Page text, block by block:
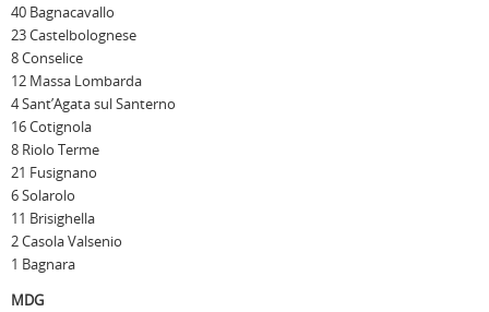
40 Bagnacavallo
23 Castelbolognese
8 Conselice
12 Massa Lombarda
4 Sant’Agata sul Santerno
16 Cotignola
8 Riolo Terme
21 Fusignano
6 Solarolo
11 Brisighella
2 Casola Valsenio
1 Bagnara
MDG